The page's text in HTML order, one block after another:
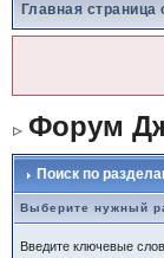
Главная страница
Форум
Поиск по
Выберите нужный
Введите ключевые